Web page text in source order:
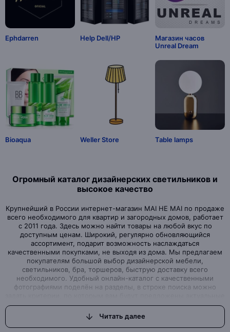
Ephdarren Help Dell/HP
Магазин часов
Unreal Dream
Bioaqua Weller Store Table lamps
Огромный каталог дизайнерских светильников и
высокое качество
Крупнейший в России интернет-магазин MAI HE MAI по продаже
всего необходимого для квартир и загородных домов, работает
с 2011 года. Здесь можно найти товары на любой вкус по
доступным ценам. Широкий, регулярно обновляющийся
ассортимент, подарит возможность наслаждаться
качественными покупками, не выходя из дома. Мы предлагаем
покупателям большой выбор дизайнерской мебели,
светильников, бра, торшеров, быструю доставку всего
необходимого. Удобный онлайн-каталог с качественными
фотографиями поделён на разделы, в строке поиска можно
варианты товаров нашего магазина.Интернет-магазин, где вы
можете найти всё, что ищете
Вы задумали начать ремонт или просто обновить дизайн
Читать далее